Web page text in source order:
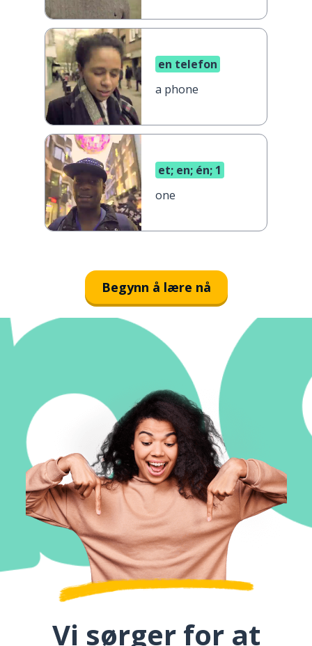
en telefon
a phone
et; en; én; 1
one
Begynn å lære nå
Vi sørger for at